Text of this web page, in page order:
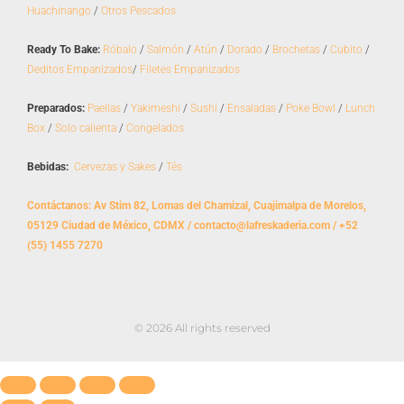
o
Huachinango / Otros Pescados
Ready To Bake: Róbalo / Salmón / Atún / Dorado / Brochetas / Cubito /
Deditos Empanizados/ Filetes Empanizados
Preparados: Paellas / Yakimeshi / Sushi / Ensaladas / Poke Bowl / Lunch
Box / Solo calienta / Congelados
Bebidas: Cervezas y Sakes / Tés
Contáctanos: Av Stim 82, Lomas del Chamizal, Cuajimalpa de Morelos,
05129 Ciudad de México, CDMX / contacto@lafreskaderia.com / +52
(55) 1455 7270
© 2026 All rights reserved